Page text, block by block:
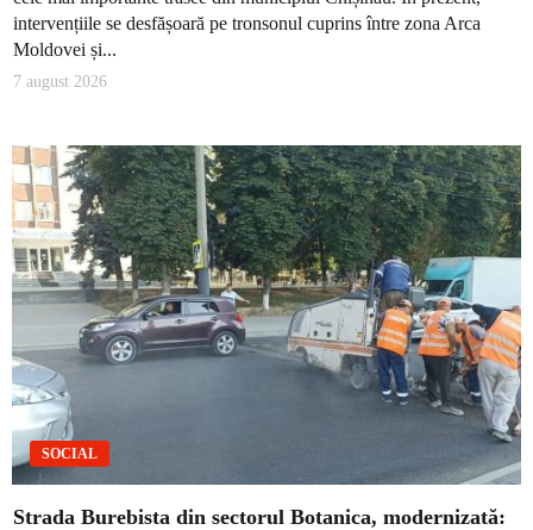
intervențiile se desfășoară pe tronsonul cuprins între zona Arca
Moldovei și...
7 august 2026
SOCIAL
Strada Burebista din sectorul Botanica, modernizată: